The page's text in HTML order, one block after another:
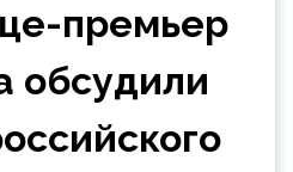
премьер
обсудили